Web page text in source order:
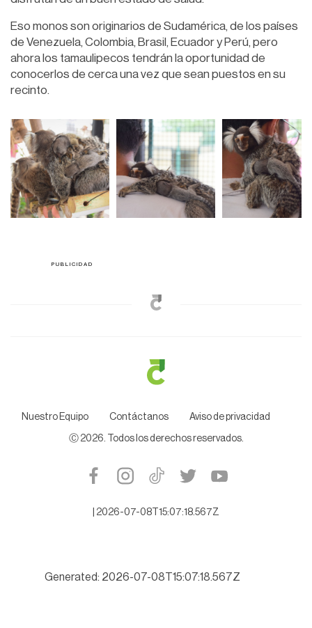
Eso monos son originarios de Sudamérica, de los países
de Venezuela, Colombia, Brasil, Ecuador y Perú, pero
ahora los tamaulipecos tendrán la oportunidad de
conocerlos de cerca una vez que sean puestos en su
recinto.
Nuestro Equipo Contáctanos Aviso de privacidad
Ⓒ 2026. Todos los derechos reservados.
2026-07-08T15:07:18.567Z
Generated: 2026-07-08T15:07:18.567Z